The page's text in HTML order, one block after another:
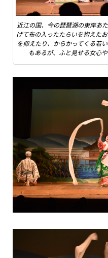
近江の国、今の琵琶湖の東岸あ
げて布の入ったたらいを抱えた
を抑えたり、からかってくる若
もあるが、ふと見せる女心